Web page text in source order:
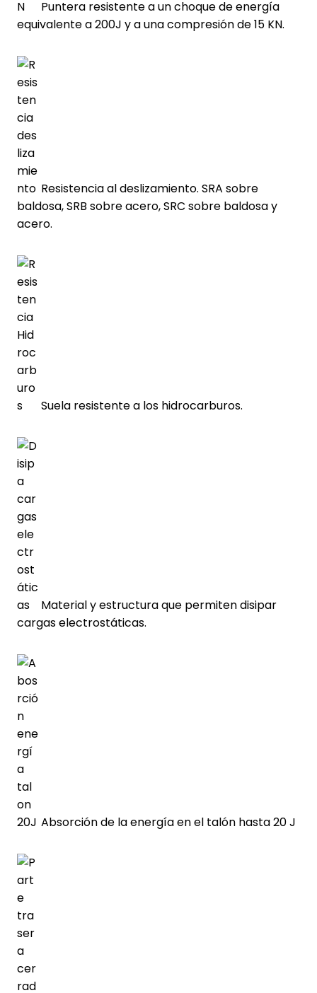
Puntera resistente a un choque de energía
equivalente a 200J y a una compresión de 15 KN.
Resistencia al deslizamiento. SRA sobre
baldosa, SRB sobre acero, SRC sobre baldosa y
acero.
Suela resistente a los hidrocarburos.
Material y estructura que permiten disipar
cargas electrostáticas.
Absorción de la energía en el talón hasta 20 J